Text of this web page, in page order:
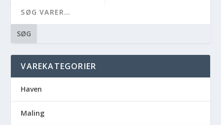
SØG
VAREKATEGORIER
Haven
Maling